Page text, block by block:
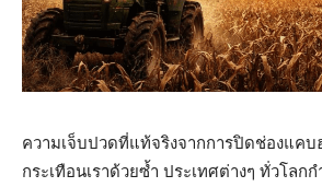
ความเจ็บปวดที่แท้จริงจากการปิดช่องแค
กระเทือนเราด้วยซ้ำ ประเทศต่างๆ ทั่วโลก